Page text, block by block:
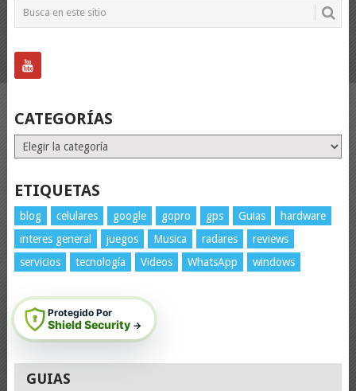
CATEGORÍAS
Categorías
ETIQUETAS
blog celulares google gopro gps Guias
hardware
interes general
juegos Musica radares
reviews
servicios
tecnología Videos WhatsApp windows
Protegido Por
Shield Security →
GUIAS